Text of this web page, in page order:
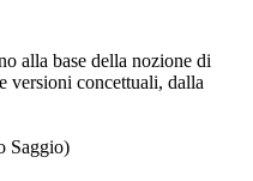
alla base della nozione di
versioni concettuali, dalla
Saggio)